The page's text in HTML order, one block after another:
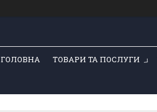
ГОЛОВНА ТОВАРИ ТА ПОСЛУГИ